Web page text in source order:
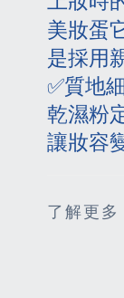
美妝蛋
是採用
✅質地
乾濕粉
讓妝容
了解更多